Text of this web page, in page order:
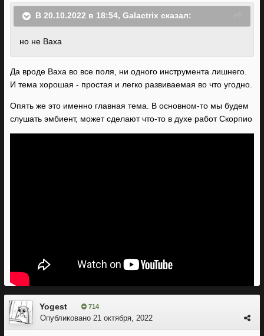
В 20.10.2022 в 18:54, Galactrix сказал:
но не Ваха
Да вроде Ваха во все поля, ни одного инструмента лишнего.
И тема хорошая - простая и легко развиваемая во что угодно.
Опять же это именно главная тема. В основном-то мы будем
слушать эмбиент, может сделают что-то в духе работ Скорпио
Yogest 714
Опубликовано 21 октября, 2022